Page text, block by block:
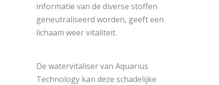
informatie van de diverse stoffen
geneutraliseerd worden, geeft een
lichaam weer vitaliteit.
De watervitaliser van Aquarius
Technology kan deze schadelijke